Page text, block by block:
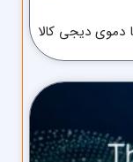
دموی دیجی کالا